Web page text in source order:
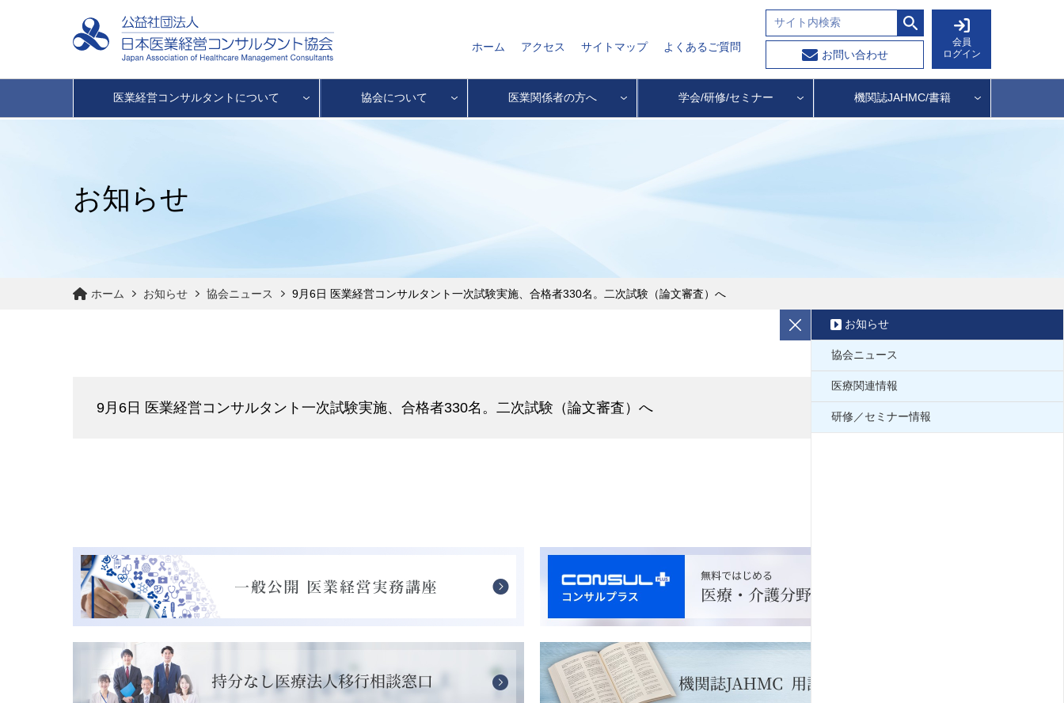
ホーム アクセス サイトマップ よくあるご質問
お問い合わせ
会員
ログイン
医業経営コンサルタントについて 協会について 医業関係者の方へ 学会/研修/セミナー 機関誌JAHMC/書籍
お知らせ
ホーム お知らせ 協会ニュース 9月6日 医業経営コンサルタント一次試験実施、合格者330名。二次試験（論文審査）へ
9月6日 医業経営コンサルタント一次試験実施、合格者330名。二次試験（論文審査）へ
お知らせ
協会ニュース
医療関連情報
研修／セミナー情報